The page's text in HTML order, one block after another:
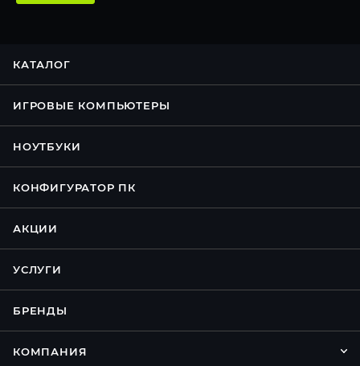
КАТАЛОГ
ИГРОВЫЕ КОМПЬЮТЕРЫ
НОУТБУКИ
КОНФИГУРАТОР ПК
АКЦИИ
УСЛУГИ
БРЕНДЫ
КОМПАНИЯ